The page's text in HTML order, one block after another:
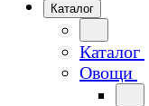
Каталог
Каталог
Овощи